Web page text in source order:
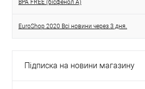
BPA FREE (бісфенол A)
EuroShop 2020 Всі новини через 3 дня.
Підписка на новини магазину